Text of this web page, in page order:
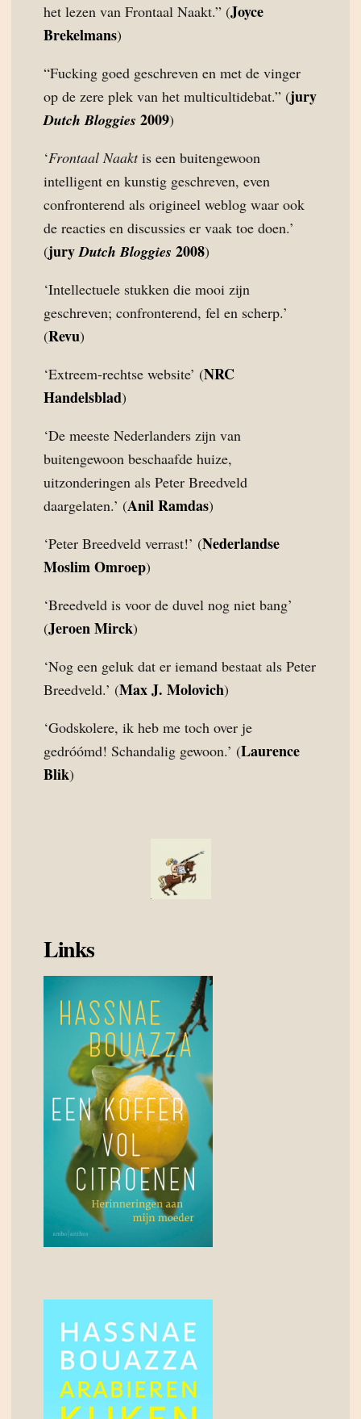
het lezen van Frontaal Naakt.” (Joyce
Brekelmans)
“Fucking goed geschreven en met de vinger
op de zere plek van het multicultidebat.” (jury
Dutch Bloggies 2009)
‘Frontaal Naaktis een buitengewoon
intelligent en kunstig geschreven, even
confronterend als origineel weblog waar ook
de reacties en discussies er vaak toe doen.’
(juryDutch Bloggies 2008)
‘Intellectuele stukken die mooi zijn
geschreven; confronterend, fel en scherp.’
(Revu)
‘Extreem-rechtse website’ (NRC
Handelsblad)
‘De meeste Nederlanders zijn van
buitengewoon beschaafde huize,
uitzonderingen als Peter Breedveld
daargelaten.’ (Anil Ramdas)
‘Peter Breedveld verrast!’ (Nederlandse
Moslim Omroep)
‘Breedveld is voor de duvel nog niet bang’
(Jeroen Mirck)
‘Nog een geluk dat er iemand bestaat als Peter
Breedveld.’ (Max J. Molovich)
‘Godskolere, ik heb me toch over je
gedróómd! Schandalig gewoon.’ (Laurence
Blik)
Links